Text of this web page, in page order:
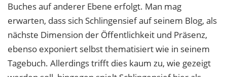
Buches auf anderer Ebene erfolgt. Man mag
erwarten, dass sich Schlingensief auf seinem Blog, als
nächste Dimension der Öffentlichkeit und Präsenz,
ebenso exponiert selbst thematisiert wie in seinem
Tagebuch. Allerdings trifft dies kaum zu, wie gezeigt